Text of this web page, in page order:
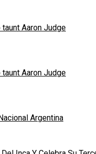
Aaron Judge
Aaron Judge
Argentina